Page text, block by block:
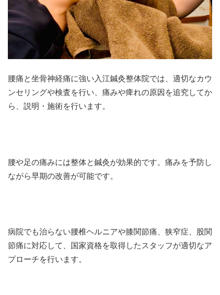
腰痛と坐骨神経痛に強い入江鍼灸整体院では、適切なカウ
ンセリングや検査を行い、痛みや痺れの原因を追究してか
ら、説明・施術を行います。
腰や足の痛みには整体と鍼灸が効果的です。痛みを予防し
ながら早期の改善が可能です。
病院でも治らない腰椎ヘルニアや膝関節痛、狭窄症、股関
節痛に対応して、国家資格を取得したスタッフが適切なア
プローチを行います。